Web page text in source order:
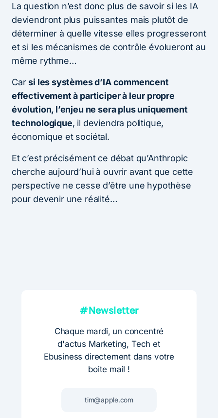
La question n’est donc plus de savoir si les IA
deviendront plus puissantes mais plutôt de
déterminer à quelle vitesse elles progresseront
et si les mécanismes de contrôle évolueront au
même rythme…
Carsi les systèmes d’IA commencent
effectivement à participer à leur propre
évolution, l’enjeu ne sera plus uniquement
technologique, il deviendra politique,
économique et sociétal.
Et c’est précisément ce débat qu’Anthropic
cherche aujourd’hui à ouvrir avant que cette
perspective ne cesse d’être une hypothèse
pour devenir une réalité…
#Newsletter
Chaque mardi, un concentré
d'actus Marketing, Tech et
Ebusiness directement dans votre
boite mail !